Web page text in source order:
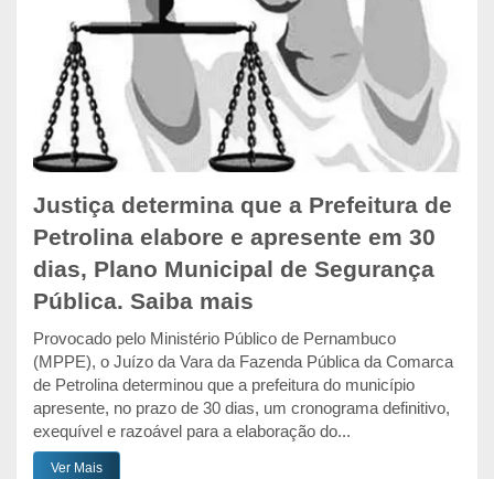
Justiça determina que a Prefeitura de
Petrolina elabore e apresente em 30
dias, Plano Municipal de Segurança
Pública. Saiba mais
Provocado pelo Ministério Público de Pernambuco
(MPPE), o Juízo da Vara da Fazenda Pública da Comarca
de Petrolina determinou que a prefeitura do município
apresente, no prazo de 30 dias, um cronograma definitivo,
exequível e razoável para a elaboração do...
Ver Mais